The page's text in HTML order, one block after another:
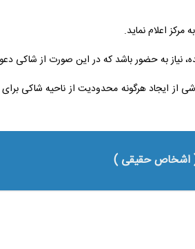
اعلام نماید.
به حضور باشد که در این صورت از شاکی
از ایجاد هرگونه محدودیت از ناحیه شاکی
( اشخاص حقیقی )